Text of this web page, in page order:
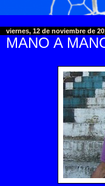
viernes, 12 de noviembre de
MANO A